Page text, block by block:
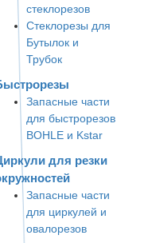
стеклорезов
Стеклорезы для
Бутылок и
Трубок
Запасные части
для быстрорезов
BOHLE и Kstar
для резки
Запасные части
для циркулей и
овалорезов